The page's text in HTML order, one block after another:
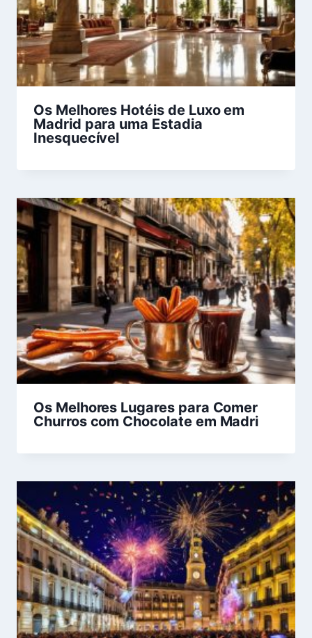
Os Melhores Hotéis de Luxo em
Madrid para uma Estadia
Inesquecível
Os Melhores Lugares para Comer
Churros com Chocolate em Madri